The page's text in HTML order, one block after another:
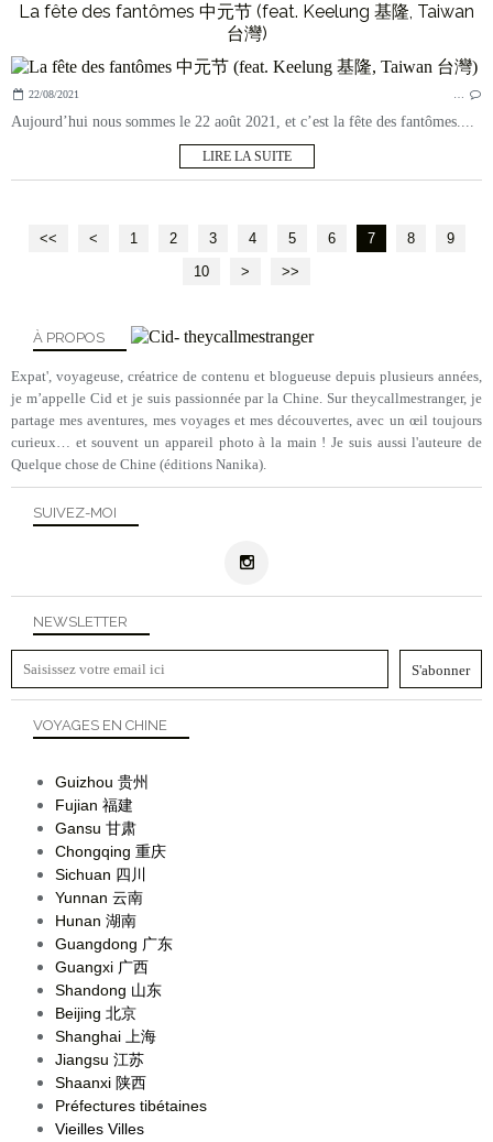
La fête des fantômes 中元节 (feat. Keelung 基隆, Taiwan
台灣)
22/08/2021
Aujourd’hui nous sommes le 22 août 2021, et c’est la fête des fantômes....
LIRE LA SUITE
<< < 1 2 3 4 5 6 7 8
9
10
20
30
40
50
> >>
NEWSLETTER
SUIVEZ-MOI
À PROPOS
Expat', voyageuse, créatrice de contenu et blogueuse depuis plusieurs années,
je m’appelle Cid et je suis passionnée par la Chine. Sur theycallmestranger, je
partage mes aventures, mes voyages et mes découvertes, avec un œil toujours
curieux… et souvent un appareil photo à la main ! Je suis aussi l'auteure de
Quelque chose de Chine (éditions Nanika).
VOYAGES EN CHINE
Guizhou 贵州
Fujian 福建
Gansu 甘肃
Chongqing 重庆
Sichuan 四川
Yunnan 云南
Hunan 湖南
Guangdong 广东
Guangxi 广西
Shandong 山东
Beijing 北京
Shanghai 上海
Jiangsu 江苏
Shaanxi 陕西
Préfectures tibétaines
Vieilles Villes